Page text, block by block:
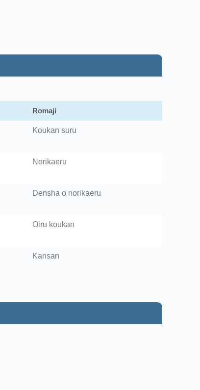
Romaji
Koukan suru
Norikaeru
Densha o norikaeru
Oiru koukan
Kansan